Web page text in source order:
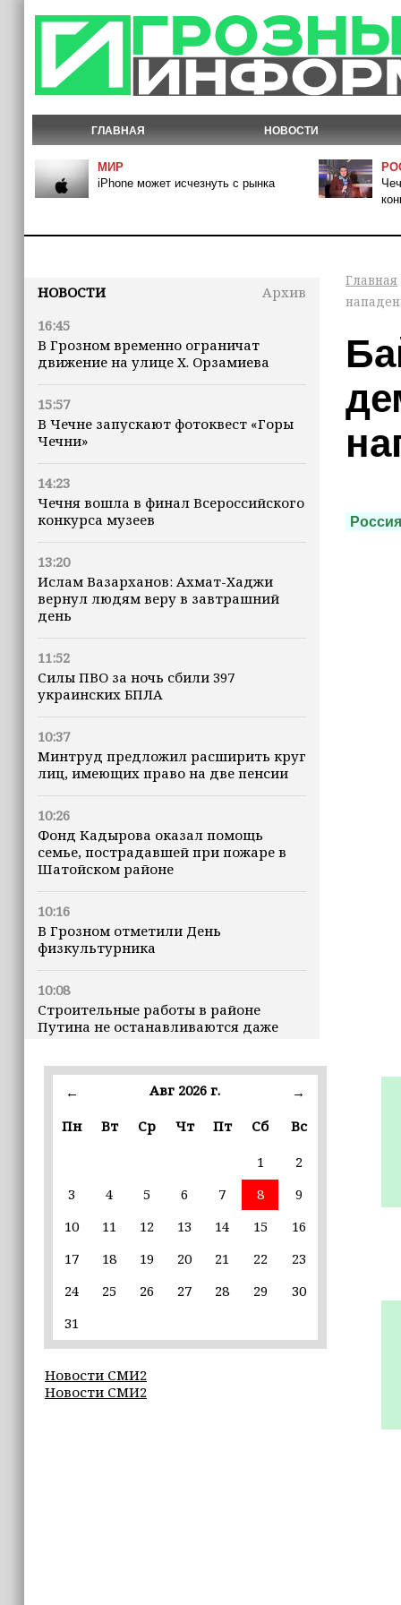
ГЛАВНАЯ НОВОСТИ
МИР
iPhone может исчезнуть с рынка
НОВОСТИ
Архив
16:45
В Грозном временно ограничат
движение на улице Х. Орзамиева
15:57
В Чечне запускают фотоквест «Горы
Чечни»
14:23
Чечня вошла в финал Всероссийского
конкурса музеев
13:20
Ислам Вазарханов: Ахмат-Хаджи
вернул людям веру в завтрашний
день
11:52
Силы ПВО за ночь сбили 397
украинских БПЛА
10:37
Минтруд предложил расширить круг
лиц, имеющих право на две пенсии
10:26
Фонд Кадырова оказал помощь
семье, пострадавшей при пожаре в
Шатойском районе
10:16
В Грозном отметили День
физкультурника
10:08
Строительные работы в районе
Путина не останавливаются даже
марта
В пяти школах столицы обновляют
инфраструктуру по госпрограмме
Силы ПВО сбили 75 БПЛА над
сутки
20:09
19:37
← Авг 2026 г.
→
Пн
Вт Ср Чт Пт Сб
Вс
1
2
3
4 5 6 7 8
9
10
11 12 13 14 15
16
17
18 19 20 21 22
23
24
25 26 27 28 29
30
31
Новости СМИ2
Новости СМИ2
Главная
Россия